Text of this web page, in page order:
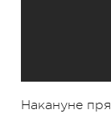
Накануне